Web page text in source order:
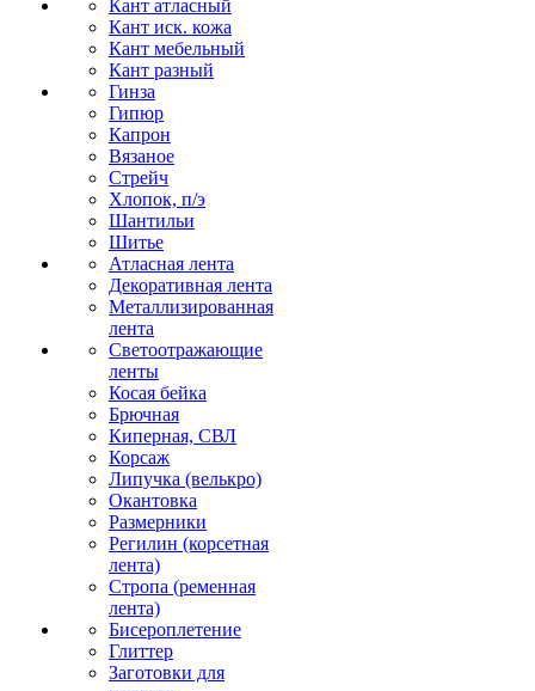
Кант атласный
Кант иск. кожа
Кант мебельный
Кант разный
Гинза
Гипюр
Капрон
Вязаное
Стрейч
Хлопок, п/э
Шантильи
Шитье
Атласная лента
Декоративная лента
Металлизированная
лента
Светоотражающие
ленты
Косая бейка
Брючная
Киперная, СВЛ
Корсаж
Липучка (велькро)
Окантовка
Размерники
Регилин (корсетная
лента)
Стропа (ременная
лента)
Бисероплетение
Глиттер
Заготовки для